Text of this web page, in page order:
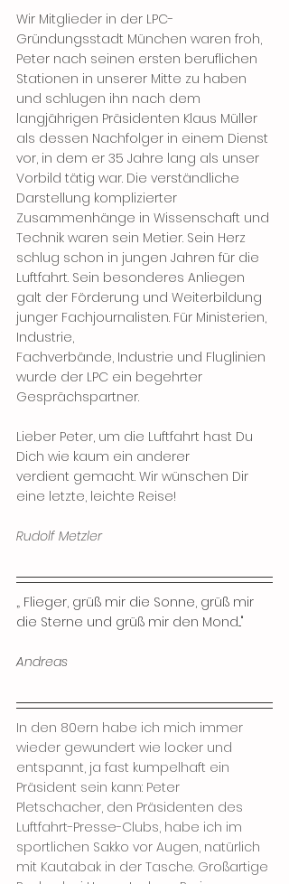
Wir Mitglieder in der LPC-
Gründungsstadt München waren froh,
Peter nach seinen ersten beruflichen
Stationen in unserer Mitte zu haben
und schlugen ihn nach dem
langjährigen Präsidenten Klaus Müller
als dessen Nachfolger in einem Dienst
vor, in dem er 35 Jahre lang als unser
Vorbild tätig war. Die verständliche
Darstellung komplizierter
Zusammenhänge in Wissenschaft und
Technik waren sein Metier. Sein Herz
schlug schon in jungen Jahren für die
Luftfahrt. Sein besonderes Anliegen
galt der Förderung und Weiterbildung
junger Fachjournalisten. Für Ministerien,
Industrie,
Fachverbände, Industrie und Fluglinien
wurde der LPC ein begehrter
Gesprächspartner.
Lieber Peter, um die Luftfahrt hast Du
Dich wie kaum ein anderer
verdient gemacht. Wir wünschen Dir
eine letzte, leichte Reise!
Rudolf Metzler
„ Flieger, grüß mir die Sonne, grüß mir
die Sterne und grüß mir den Mond..."
Andreas
In den 80ern habe ich mich immer
wieder gewundert wie locker und
entspannt, ja fast kumpelhaft ein
Präsident sein kann: Peter
Pletschacher, den Präsidenten des
Luftfahrt-Presse-Clubs, habe ich im
sportlichen Sakko vor Augen, natürlich
mit Kautabak in der Tasche. Großartige